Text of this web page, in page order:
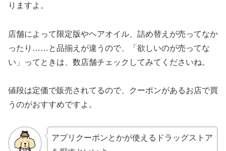
りますよ。
店舗によって限定版やヘアオイル、詰め替えが売ってなか
ったり……と品揃えが違うので、「欲しいのが売ってな
い」ってときは、数店舗チェックしてみてくださいね。
値段は定価で販売されてるので、クーポンがあるお店で買
うのがおすすめですよ。
アプリクーポンとかが使えるドラッグストア